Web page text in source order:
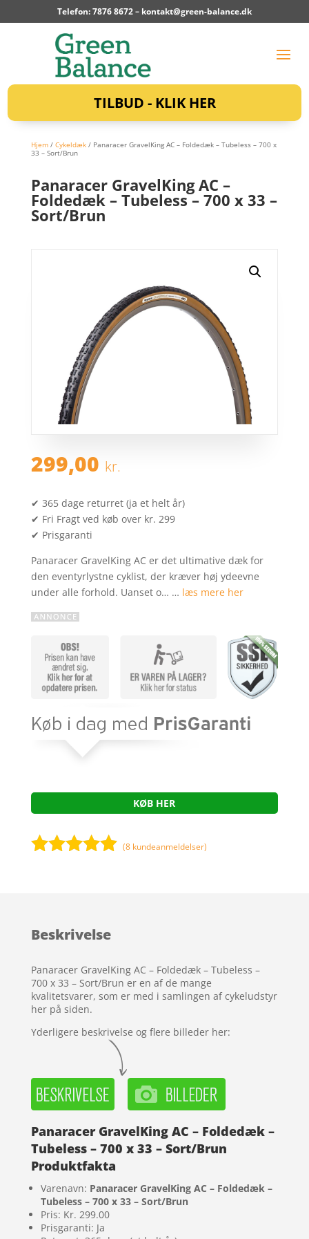
Telefon: 7876 8672 – kontakt@green-balance.dk
TILBUD - KLIK HER
Hjem/ Cykeldæk/ Panaracer GravelKing AC – Foldedæk – Tubeless – 700 x
33 – Sort/Brun
Panaracer GravelKing AC –
Foldedæk – Tubeless – 700 x 33 –
Sort/Brun
299,00 kr.
✔ 365 dage returret (ja et helt år)
✔ Fri Fragt ved køb over kr. 299
✔ Prisgaranti
Panaracer GravelKing AC er det ultimative dæk for
den eventyrlystne cyklist, der kræver høj ydeevne
under alle forhold. Uanset o… … læs mere her
KØB HER
kundebedø
(8 kundeanmeldelser)
Beskrivelse
Panaracer GravelKing AC – Foldedæk – Tubeless –
700 x 33 – Sort/Brun er en af de mange
kvalitetsvarer, som er med i samlingen af cykeludstyr
her på siden.
Yderligere beskrivelse og flere billeder her:
Panaracer GravelKing AC – Foldedæk –
Tubeless – 700 x 33 – Sort/Brun
Produktfakta
Varenavn: Panaracer GravelKing AC – Foldedæk –
Tubeless – 700 x 33 – Sort/Brun
Pris: Kr. 299.00
Prisgaranti: Ja